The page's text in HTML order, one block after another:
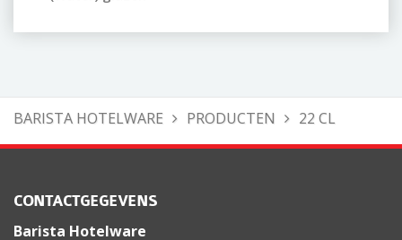
BARISTA HOTELWARE PRODUCTEN 22 CL
CONTACTGEGEVENS
Barista Hotelware